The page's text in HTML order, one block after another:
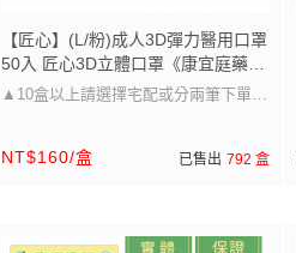
【匠心】(L/粉)成人3D彈力醫用口罩
50入 匠心3D立體口罩《康宜庭藥
局》《保證原廠貨》
▲10盒以上請選擇宅配或分兩筆下單唷
口罩大小可以參考圖片的尺寸~
NT$160/盒 已售出 792 盒